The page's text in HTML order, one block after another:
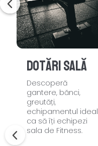
Dotări sală
Descoperă
gantere, bănci,
greutăți,
echipamentul ideal
ca să îți echipezi
sala de Fitness.